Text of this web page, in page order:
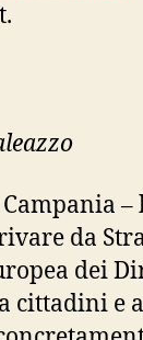
da
dei
cittadini e